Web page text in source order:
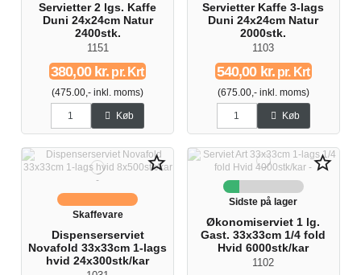
Servietter 2 lgs. Kaffe
Duni 24x24cm Natur
2400stk.
1151
380,00 kr. pr. Krt
(475.00,- inkl. moms)
Køb
Servietter Kaffe 3-lags
Duni 24x24cm Natur
2000stk.
1103
540,00 kr. pr. Krt
(675.00,- inkl. moms)
Køb
star_border
Skaffevare
Dispenserserviet
Novafold 33x33cm 1-lags
hvid 24x300stk/kar
star_border
Sidste på lager
Økonomiserviet 1 lg.
Gast. 33x33cm 1/4 fold
Hvid 6000stk/kar
1102